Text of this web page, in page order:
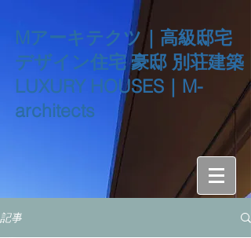
Mアーキテクツ｜高級邸宅
デザイン住宅 豪邸 別荘建築
LUXURY HOUSES｜M-
architects
記事